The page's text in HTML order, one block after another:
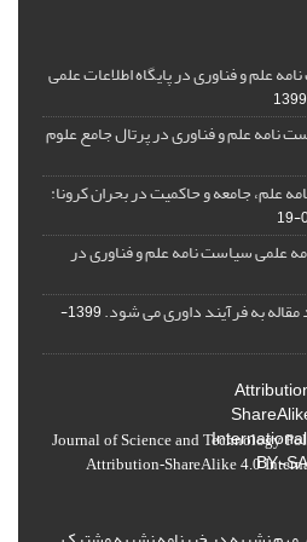
علم و فناوری در پایگاه اطلاعات علمی
نامه علم و فناوری در پرتال جامع علوم
علم، جامعه و حاکمیت در بحران کرونا:
علمی سیاست نامه علم و فناوری در
به فرآیند داوری می شود.
1399-
Journal of Science and Technology
Attribution-ShareAlike 4.0